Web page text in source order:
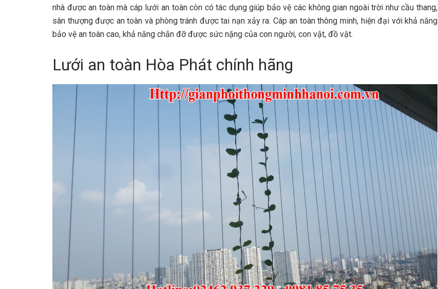
nhà được an toàn mà cáp lưới an toàn còn có tác dụng giúp bảo vệ các không gian ngoài trời như cầu thang,
sân thượng được an toàn và phòng tránh được tai nạn xảy ra. Cáp an toàn thông minh, hiện đại với khả năng
bảo vệ an toàn cao, khả năng chắn đỡ được sức nặng của con người, con vật, đồ vật.
Lưới an toàn Hòa Phát chính hãng